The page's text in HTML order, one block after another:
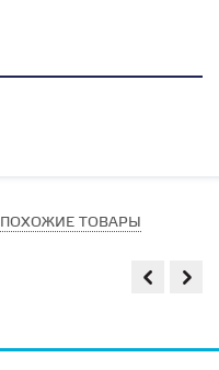
ПОХОЖИЕ ТОВАРЫ